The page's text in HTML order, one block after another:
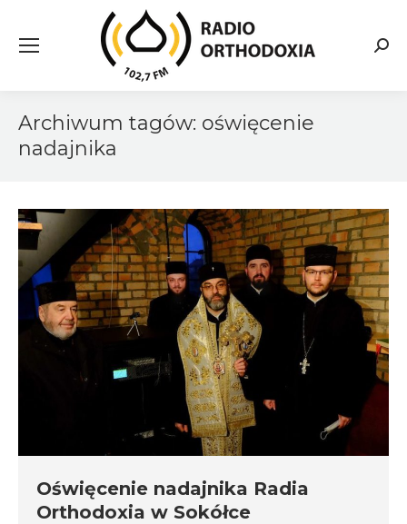
Archiwum tagów: oświęcenie
nadajnika
Oświęcenie nadajnika Radia
Orthodoxia w Sokółce